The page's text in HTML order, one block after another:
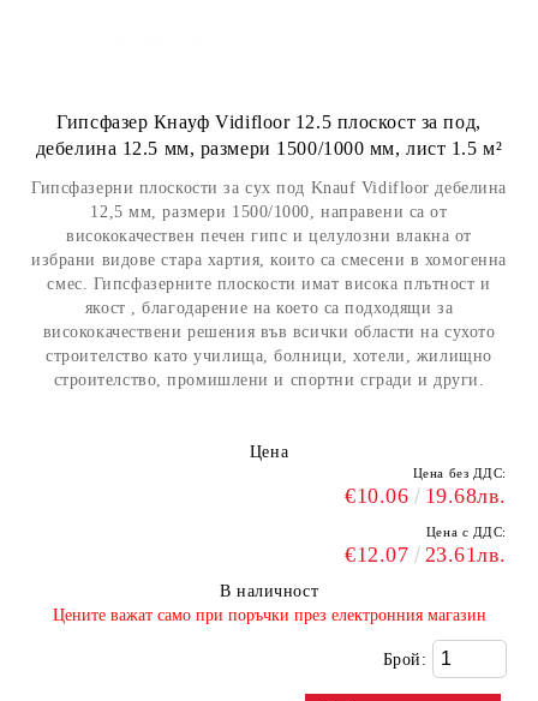
Гипсфазер Кнауф Vidifloor 12.5 плоскост за под,
дебелина 12.5 мм, размери 1500/1000 мм, лист 1.5 м²
Гипсфазерни плоскости за сух под Knauf Vidifloor дебелина
12,5 мм, размери 1500/1000, направени са от
висококачествен печен гипс и целулозни влакна от
избрани видове стара хартия, които са смесени в хомогенна
смес. Гипсфазерните плоскости имат висока плътност и
якост , благодарение на което са подходящи за
висококачествени решения във всички области на сухото
строителство като училища, болници, хотели, жилищно
строителство, промишлени и спортни сгради и други.
Цена
Цена без ДДС:
€10.06 19.68лв.
Цена с ДДС:
€12.07 23.61лв.
В наличност
​Цените важат само при поръчки през електронния магазин
Брой: